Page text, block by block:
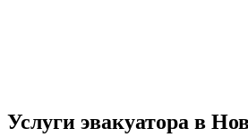
Услуги эвакуатора в